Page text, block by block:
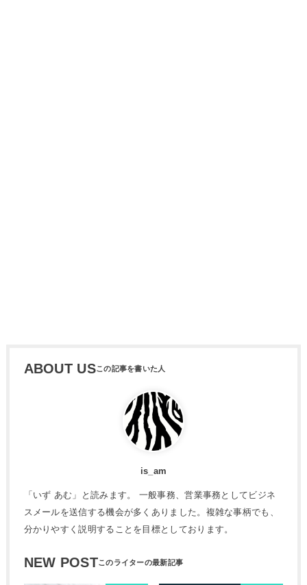
ABOUT US
is_am
「いず あむ」と読みます。 一般事務、営業事務としてビジネ
スメールを送信する機会が多くありました。複雑な事柄でも、
分かりやすく説明することを目標としております。
NEW POST